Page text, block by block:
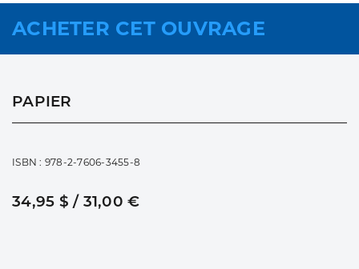
ACHETER CET OUVRAGE
PAPIER
ISBN : 978-2-7606-3455-8
34,95 $ / 31,00 €